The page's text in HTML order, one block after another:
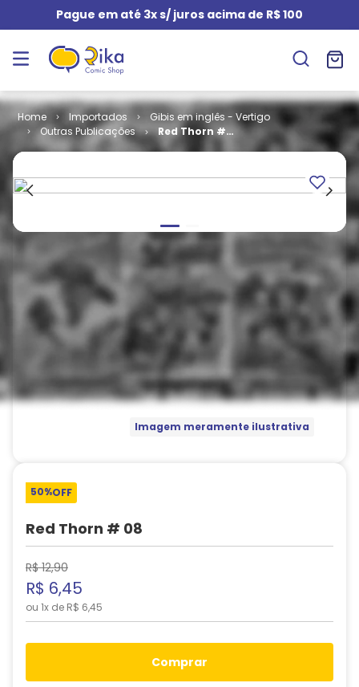
Pague em até 3x s/ juros acima de R$ 100
Importados
Gibis em inglês - Vertigo
Outras Publicações
Red Thorn #
08
Imagem meramente ilustrativa
50%OFF
Red Thorn # 08
R$ 12,90
R$ 6,45
ou 1x de R$ 6,45
comprar